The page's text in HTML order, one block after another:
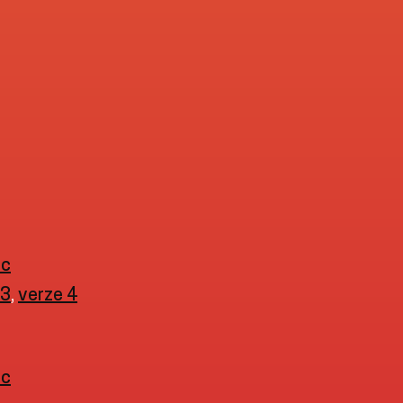
, verze 4